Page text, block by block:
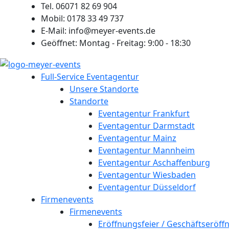
springen
Tel. 06071 82 69 904
Mobil: 0178 33 49 737
E-Mail: info@meyer-events.de
Geöffnet: Montag - Freitag: 9:00 - 18:30
Full-Service Eventagentur
Unsere Standorte
Standorte
Eventagentur Frankfurt
Eventagentur Darmstadt
Eventagentur Mainz
Eventagentur Mannheim
Eventagentur Aschaffenburg
Eventagentur Wiesbaden
Eventagentur Düsseldorf
Firmenevents
Firmenevents
Eröffnungsfeier /